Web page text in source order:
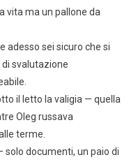
vita ma un pallone da
adesso sei sicuro che si
svalutazione
il letto la valigia — quella
Oleg russava
terme.
solo documenti, un paio di